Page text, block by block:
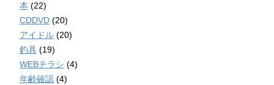
本 (22)
CDDVD(20)
アイドル(20)
釣具(19)
WEBチラシ (4)
年齢確認(4)